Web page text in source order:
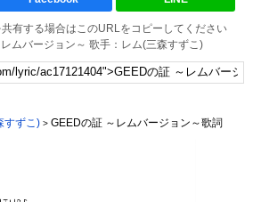
有する場合はこのURLをコピーしてください
ムバージョン～ 歌手：レム(三森すずこ)
すずこ) GEEDの証 ～レムバージョン～歌詞